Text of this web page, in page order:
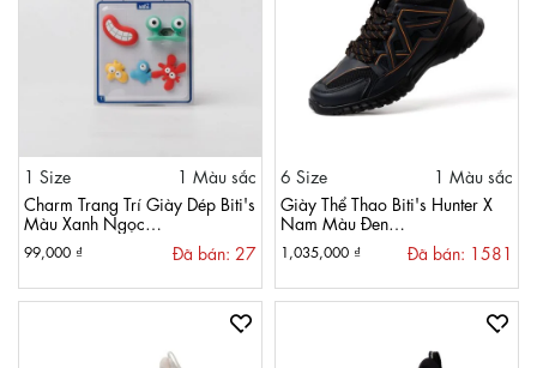
1 Size
1 Màu sắc
Charm Trang Trí Giày Dép Biti's
Màu Xanh Ngọc
AAUH05200XNG
99,000 ₫ Đã bán: 27
6 Size
1 Màu sắc
Giày Thể Thao Biti's Hunter X
Nam Màu Đen
1,035,000 ₫ Đã bán: 1581